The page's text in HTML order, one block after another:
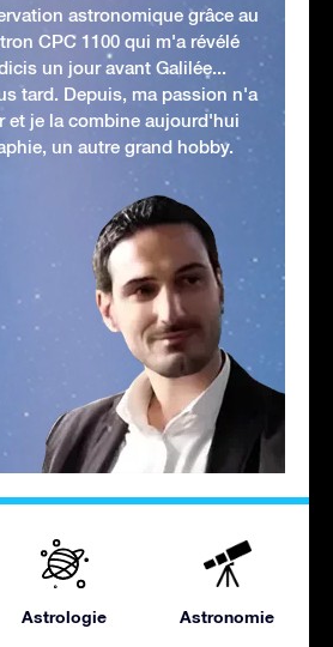
astronomique grâce au
CPC 1100 qui m'a révélé
un jour avant Galilée...
tard. Depuis, ma passion n'a
et je la combine aujourd'hui
un autre grand hobby.
Astrologie Astronomie